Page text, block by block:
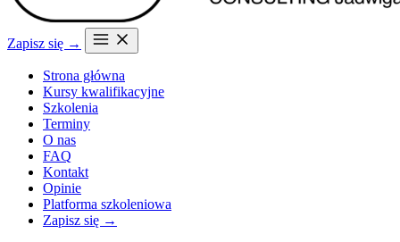
Zapisz się →
Strona główna
Kursy kwalifikacyjne
Szkolenia
Terminy
O nas
FAQ
Kontakt
Opinie
Platforma szkoleniowa
Zapisz się →